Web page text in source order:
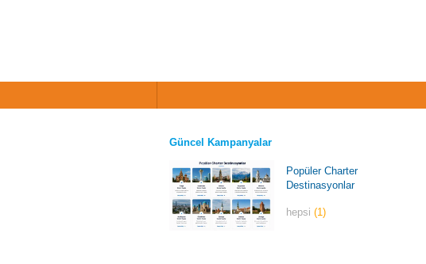
Güncel Kampanyalar
Popüler Charter
Destinasyonlar
hepsi(1)